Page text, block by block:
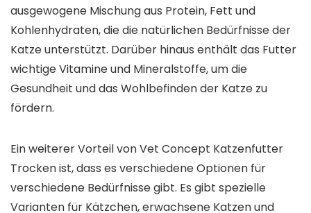
ausgewogene Mischung aus Protein, Fett und
Kohlenhydraten, die die natürlichen Bedürfnisse der
Katze unterstützt. Darüber hinaus enthält das Futter
wichtige Vitamine und Mineralstoffe, um die
Gesundheit und das Wohlbefinden der Katze zu
fördern.
Ein weiterer Vorteil von Vet Concept Katzenfutter
Trocken ist, dass es verschiedene Optionen für
verschiedene Bedürfnisse gibt. Es gibt spezielle
Varianten für Kätzchen, erwachsene Katzen und